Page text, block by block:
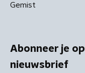
Gemist
Abonneer je
nieuwsbrief